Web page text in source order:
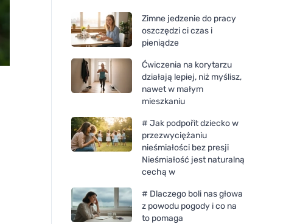
Zimne jedzenie do pracy
oszczędzi ci czas i
pieniądze
Ćwiczenia na korytarzu
działają lepiej, niż myślisz,
nawet w małym
mieszkaniu
# Jak podpořit dziecko w
przezwyciężaniu
nieśmiałości bez presji
Nieśmiałość jest naturalną
cechą w
# Dlaczego boli nas głowa
z powodu pogody i co na
to pomaga